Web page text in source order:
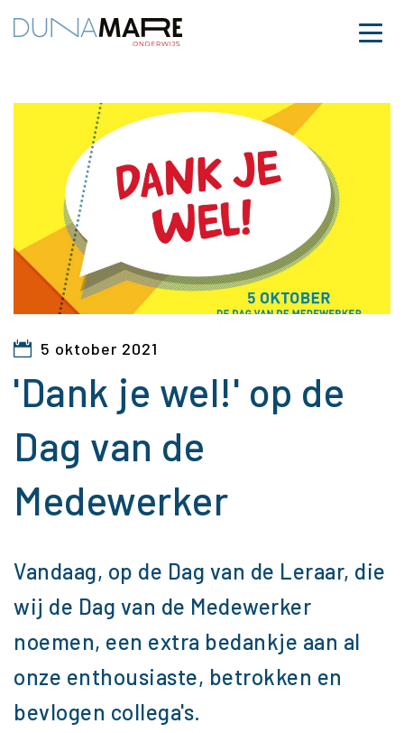
Menu
'Dank je wel!' op de
5 oktober 2021
'Dank je wel!' op de
Dag van de
Medewerker
Vandaag, op de Dag van de Leraar, die
wij de Dag van de Medewerker
noemen, een extra bedankje aan al
onze enthousiaste, betrokken en
bevlogen collega's.